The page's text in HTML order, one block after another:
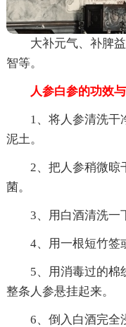
大补元气、补脾
智等。
人参白参的功效与
1、将人参清洗干
泥土。
2、把人参稍微晾
菌。
3、用白酒清洗一
4、用一根短竹签
5、用消毒过的棉
整条人参悬挂起来。
6、倒入白酒完全